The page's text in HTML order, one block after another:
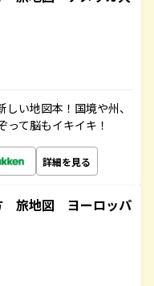
い地図本！国境や州、
て脳もイキイキ！
詳細を見る
旅地図 ヨーロッパ